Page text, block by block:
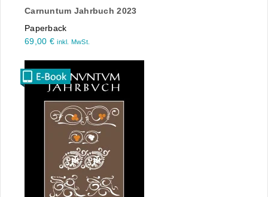
Carnuntum Jahrbuch 2023
Paperback
69,00 € inkl. MwSt.